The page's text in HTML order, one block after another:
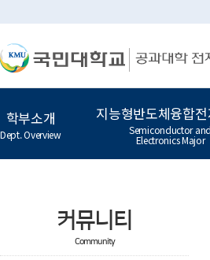
학부소개
Dept. Overview
지능형반도체융합
Semiconductor and
Electronics Major
커뮤니티
Community